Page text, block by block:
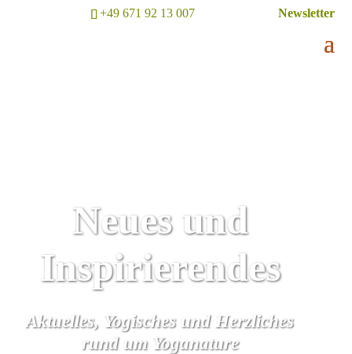
+49 671 92 13 007 Newsletter
Neues und
Inspirierendes
Aktuelles, Yogisches und Herzliches
rund um Yoganature